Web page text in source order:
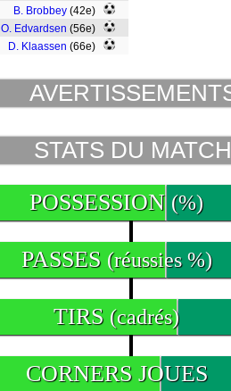
B. Brobbey (42e)
O. Edvardsen (56e)
D. Klaassen (66e)
STATS DU MATCH
POSSESSION (%)
PASSES (réussies %)
TIRS (cadrés)
CORNERS JOUES